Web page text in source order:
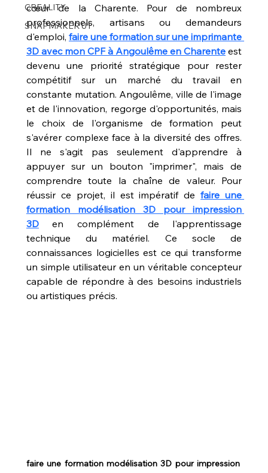
CREALITY
SNAPMAKER U1
cœur de la Charente. Pour de nombreux
professionnels, artisans ou demandeurs
d'emploi, faire une formation sur une imprimante
3D avec mon CPF à Angoulême en Charente est
devenu une priorité stratégique pour rester
compétitif sur un marché du travail en
constante mutation. Angoulême, ville de l'image
et de l'innovation, regorge d'opportunités, mais
le choix de l'organisme de formation peut
s'avérer complexe face à la diversité des offres.
Il ne s'agit pas seulement d'apprendre à
appuyer sur un bouton "imprimer", mais de
comprendre toute la chaîne de valeur. Pour
réussir ce projet, il est impératif de faire une
formation modélisation 3D pour impression
3D en complément de l'apprentissage
technique du matériel. Ce socle de
connaissances logicielles est ce qui transforme
un simple utilisateur en un véritable concepteur
capable de répondre à des besoins industriels
ou artistiques précis.
faire une formation modélisation 3D pour impression